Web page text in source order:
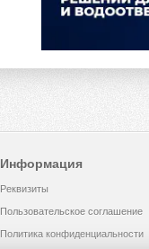
Информация
Реквизиты
Пользовательское соглашение
Политика конфиденциальности